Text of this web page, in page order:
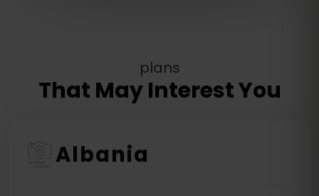
plans
That May Interest You
Albania